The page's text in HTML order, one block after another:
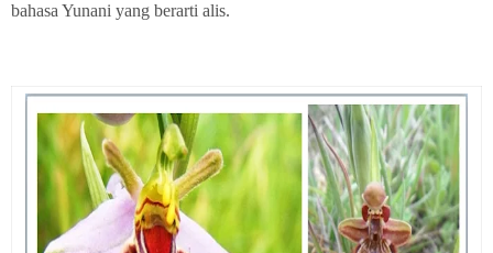
bahasa Yunani yang berarti alis.